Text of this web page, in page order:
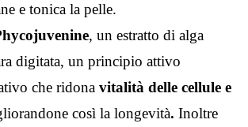
e tonica la pelle.
, un estratto di alga
digitata, un principio attivo
che ridona vitalità delle cellule e
così la longevità. Inoltre